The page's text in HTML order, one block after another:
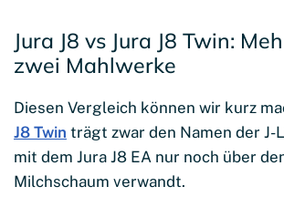
Jura J8 vs Jura J8 Twin:
zwei Mahlwerke
Diesen Vergleich können wir kurz
J8 Twin trägt zwar den Namen der J-
mit dem Jura J8 EA nur noch über
Milchschaum verwandt.